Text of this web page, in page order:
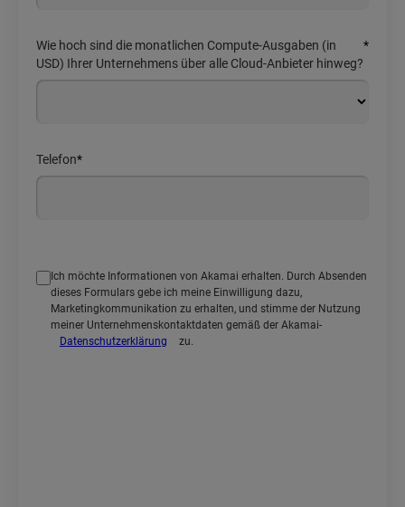
*
Wie hoch sind die monatlichen Compute-Ausgaben (in
USD) Ihrer Unternehmens über alle Cloud-Anbieter hinweg?
*
Telefon
Ich möchte Informationen von Akamai erhalten. Durch Absenden
dieses Formulars gebe ich meine Einwilligung dazu,
Marketingkommunikation zu erhalten, und stimme der Nutzung
meiner Unternehmenskontaktdaten gemäß der Akamai-
Datenschutzerklärung
zu.